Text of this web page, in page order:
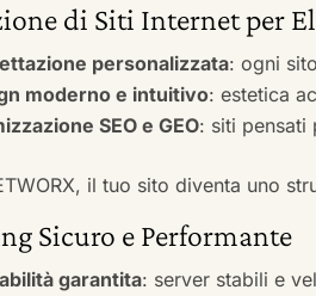
di Siti Internet per
personalizzata: ogni
moderno e intuitivo: estetica
SEO e GEO: siti pensati
il tuo sito diventa uno
Sicuro e Performante
garantita: server stabili e